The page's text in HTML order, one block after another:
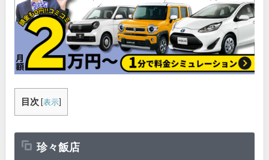
目次 [表示]
珍々飯店